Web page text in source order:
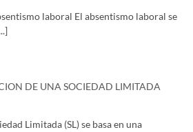
laboral El absentismo laboral se
DE UNA SOCIEDAD LIMITADA
Limitada (SL) se basa en una